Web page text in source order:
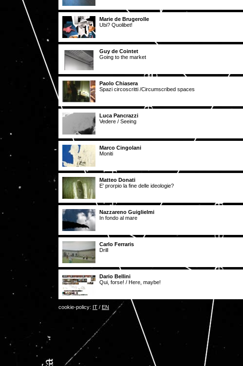
Marie de Brugerolle
Ubi? Quolibet!
Guy de Cointet
Going to the market
Paolo Chiasera
Spazi circoscritti /Circumscribed spaces
Luca Pancrazzi
Vedere / Seeing
Marco Cingolani
Moniti
Matteo Donati
E' prorpio la fine delle ideologie?
Nazzareno Guiglielmi
In fondo al mare
Carlo Ferraris
Drill
Dario Bellini
Qui, forse! / Here, maybe!
cookie-policy: IT / EN